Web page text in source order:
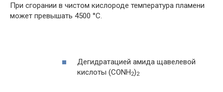
При сгорании в чистом кислороде температура пламени
может превышать 4500 °C.
Дегидратацией амида щавелевой
кислоты (CONH2)2